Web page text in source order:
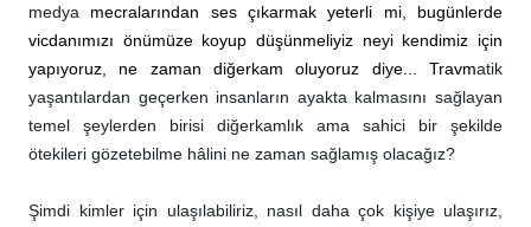
medya mecralarından ses çıkarmak yeterli mi, bugünlerde
vicdanımızı önümüze koyup düşünmeliyiz neyi kendimiz için
yapıyoruz, ne zaman diğerkam oluyoruz diye... Travmatik
yaşantılardan geçerken insanların ayakta kalmasını sağlayan
temel şeylerden birisi diğerkamlık ama sahici bir şekilde
ötekileri gözetebilme hâlini ne zaman sağlamış olacağız?
Şimdi kimler için ulaşılabiliriz, nasıl daha çok kişiye ulaşırız,